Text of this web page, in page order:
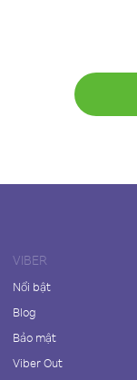
VIBER
Nổi bật
Blog
Bảo mật
Viber Out